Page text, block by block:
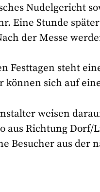
Nudelgericht
Eine Stunde
der Messe
Festtagen steht
können sich auf
weisen
aus Richtung
Besucher aus der